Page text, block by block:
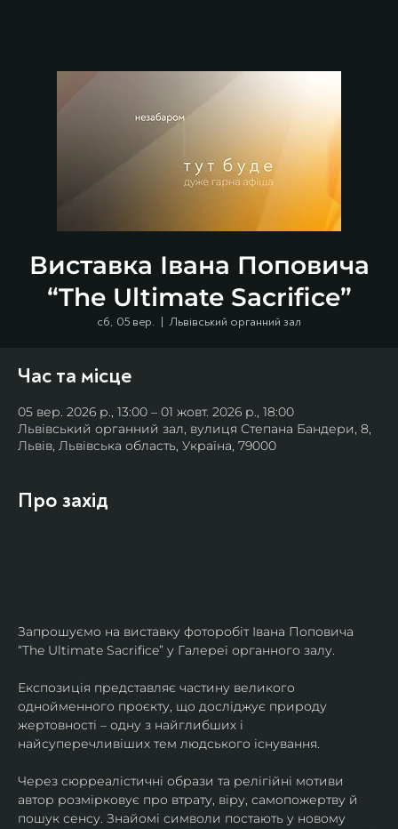
Виставка Івана Поповича
“The Ultimate Sacrifice”
сб, 05 вер.
  |
Львівський органний зал
Час та місце
05 вер. 2026 р., 13:00 – 01 жовт. 2026 р., 18:00
Львівський органний зал, вулиця Степана Бандери, 8,
Львів, Львівська область, Україна, 79000
Про захід
Запрошуємо на виставку фоторобіт Івана Поповича
“The Ultimate Sacrifice” у Галереї органного залу.
Експозиція представляє частину великого
однойменного проєкту, що досліджує природу
жертовності – одну з найглибших і
найсуперечливіших тем людського існування.
Через сюрреалістичні образи та релігійні мотиви
автор розмірковує про втрату, віру, самопожертву й
пошук сенсу. Знайомі символи постають у новому